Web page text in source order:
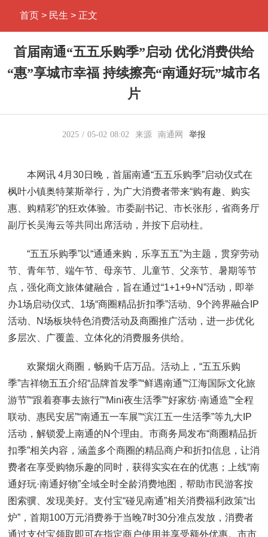
首页 > 民生 > 正文
首届南通“五五乐购季”启动 优化消费供给
“惠”享城市幸福 持续擦亮“南通好玩”城市名
片
2025 05-02 08:02 来源 南通网 举报
本网讯 4月30日晚，首届南通“五五乐购季”启动仪式在
枫叶小镇奥特莱斯举行，为广大消费者带来“购有趣、购实
惠、购精彩”的狂欢体验。市委副书记、市长张彤，省商务厅
副厅长吴海云等共同出席活动，并按下启动柱。
“五五乐购季”以“通通来购，乐享五五”为主题，贯穿劳动
节、青年节、端午节、母亲节、儿童节、父亲节、暑期等节
点，强化商文旅体健融合，旨在通过“1+1+9+N”活动，即举
办1场启动仪式、1场“商圈精品折扣季”活动、9个跨界融合IP
活动、N场板块特色消费活动及商圈推广活动，进一步优化
多层次、广覆盖、立体化的消费服务供给。
欢聚烟火商圈，畅购千店万品。活动上，“五五乐购
季”吉祥物五五介绍“品牌首发季”“鲜遇南通”“江海国际文化旅
游节”“跟着赛事去旅行”“Mini夜生活季”“好家纺·南通造”“全程
联动、惠民安居”“南通五一车展”“滨江五一生活季”等九大IP
活动，解锁爱上南通的N个理由。市商务局发布“商圈精品折
扣季”相关内容，涵盖多个商圈的精品商户和折扣信息，让消
费者在享受购物乐趣的同时，获得实实在在的优惠；上线“南
通好玩·南通好物”全域全时全龄消费地图，帮助市民游客按
图索骥、发现美好。支付宝“碰见南通”相关消费福利政策“出
炉”，首期100万元消费券于当晚7时30分准点发放，消费者
通过支付宝领取即可在指定商户使用并享受额外优惠。市市